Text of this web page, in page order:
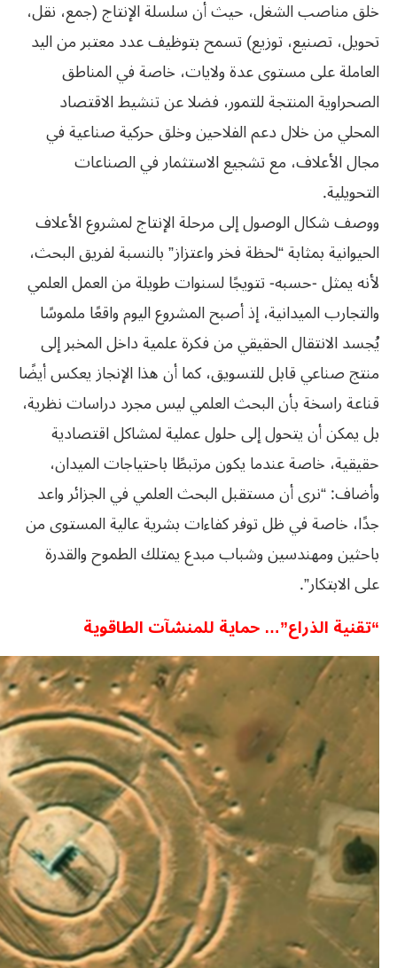
خلق مناصب الشغل، حيث أن سلسلة الإنتاج (جمع، نقل،
تحويل، تصنيع، توزيع) تسمح بتوظيف عدد معتبر من اليد
العاملة على مستوى عدة ولايات، خاصة في المناطق
الصحراوية المنتجة للتمور، فضلا عن تنشيط الاقتصاد
المحلي من خلال دعم الفلاحين وخلق حركية صناعية في
مجال الأعلاف، مع تشجيع الاستثمار في الصناعات
التحويلية.
ووصف شكال الوصول إلى مرحلة الإنتاج لمشروع الأعلاف
الحيوانية بمثابة “لحظة فخر واعتزاز” بالنسبة لفريق البحث،
لأنه يمثل -حسبه- تتويجًا لسنوات طويلة من العمل العلمي
والتجارب الميدانية، إذ أصبح المشروع اليوم واقعًا ملموسًا
يُجسد الانتقال الحقيقي من فكرة علمية داخل المخبر إلى
منتج صناعي قابل للتسويق، كما أن هذا الإنجاز يعكس أيضًا
قناعة راسخة بأن البحث العلمي ليس مجرد دراسات نظرية،
بل يمكن أن يتحول إلى حلول عملية لمشاكل اقتصادية
حقيقية، خاصة عندما يكون مرتبطًا باحتياجات الميدان،
وأضاف: “نرى أن مستقبل البحث العلمي في الجزائر واعد
جدًا، خاصة في ظل توفر كفاءات بشرية عالية المستوى من
باحثين ومهندسين وشباب مبدع يمتلك الطموح والقدرة
على الابتكار”.
“تقنية الذراع”… حماية للمنشآت الطاقوية